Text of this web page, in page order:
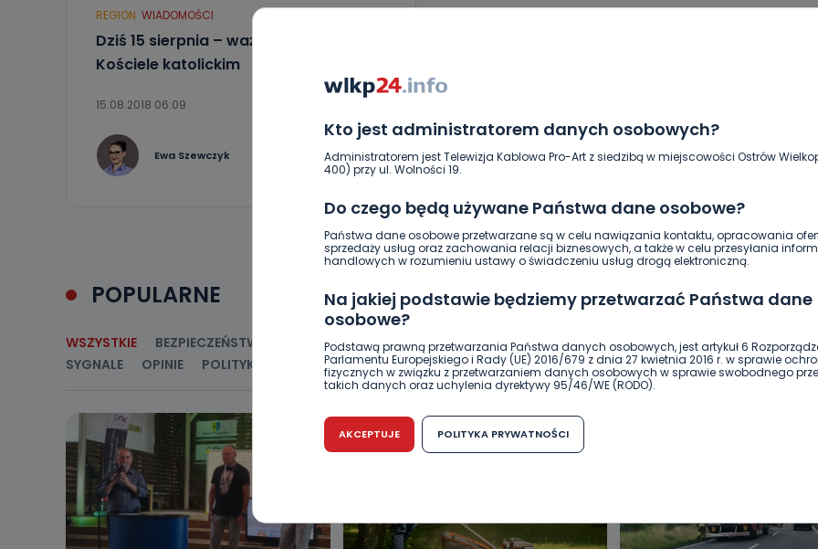
Kto jest administratorem danych osobowych?
Administratorem jest Telewizja Kablowa Pro-Art z siedzibą w miejscowości Ostrów
400) przy ul. Wolności 19.
Do czego będą używane Państwa dane osobowe?
Państwa dane osobowe przetwarzane są w celu nawiązania kontaktu, opracowania
sprzedaży usług oraz zachowania relacji biznesowych, a także w celu przesyłania
handlowych w rozumieniu ustawy o świadczeniu usług drogą elektroniczną.
Na jakiej podstawie będziemy przetwarzać Państwa dane
osobowe?
Podstawą prawną przetwarzania Państwa danych osobowych, jest artykuł 6
Parlamentu Europejskiego i Rady (UE) 2016/679 z dnia 27 kwietnia 2016 r. w sprawie
fizycznych w związku z przetwarzaniem danych osobowych w sprawie swobodnego
takich danych oraz uchylenia dyrektywy 95/46/WE (RODO).
Czy jest możliwość cofnięcia zgody?
Podanie danych osobowych jest dobrowolne, nie jest wymogiem ustawowym lub
Kiedy i komu możemy przekazać Państwa dane?
AKCEPTUJE POLITYKA PRYWATNOŚCI
REGION WIADOMOŚCI
Dziś 15 sierpnia – ważne święto w
Kościele katolickim
15.08.2018 06:09
Ewa Szewczyk 1
POPULARNE
WSZYSTKIE BEZPIECZEŃSTWO CIEKAWOSTKI EDUKACJA GOSPODARKA I FINANSE HISTORIA
SYGNALE
OPINIE POLITYKA RELIGIA SAMORZĄD ŚRODOWISKO WASZE INFO WSZYSTKICH ŚWIĘTYCH